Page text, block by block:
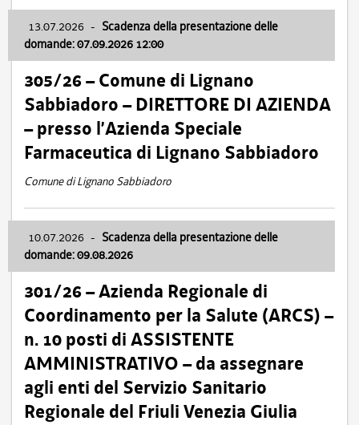
13.07.2026 - Scadenza della presentazione delle
domande: 07.09.2026 12:00
305/26 – Comune di Lignano
Sabbiadoro – DIRETTORE DI AZIENDA
– presso l’Azienda Speciale
Farmaceutica di Lignano Sabbiadoro
Comune di Lignano Sabbiadoro
10.07.2026 - Scadenza della presentazione delle
domande: 09.08.2026
301/26 – Azienda Regionale di
Coordinamento per la Salute (ARCS) –
n. 10 posti di ASSISTENTE
AMMINISTRATIVO – da assegnare
agli enti del Servizio Sanitario
Regionale del Friuli Venezia Giulia